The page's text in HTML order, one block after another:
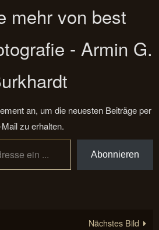
mehr von best
- Armin G.
an, um die neuesten Beiträge per
zu erhalten.
Abonnieren
Nächstes Bild